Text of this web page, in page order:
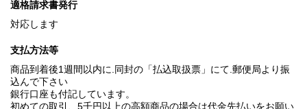
適格請求書発行
対応します
支払方法等
商品到着後1週間以内に.同封の「払込取扱票」にて.郵便局より振
込んで下さい
銀行口座も付記しています。
初めての取引、5千円以上の高額商品の場合は代金先払いをお願い